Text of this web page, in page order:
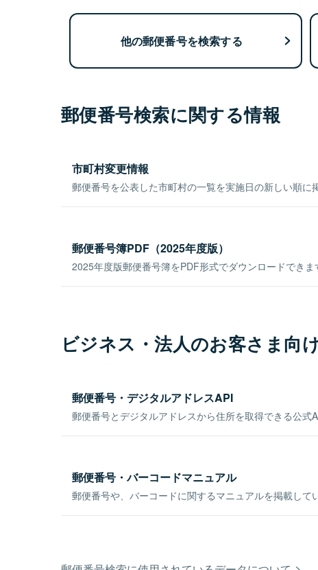
他の郵便番号を検索する
郵便番号検索に関する情報
市町村変更情報
郵便番号を公表した市町村の一覧を実施日の新しい順に
郵便番号簿PDF（2025年度版）
2025年度版郵便番号簿をPDF形式でダウンロードできま
ビジネス・法人のお客さま向
郵便番号・デジタルアドレスAPI
郵便番号とデジタルアドレスから住所を取得できる公式
郵便番号・バーコードマニュアル
郵便番号や、バーコードに関するマニュアルを掲載して